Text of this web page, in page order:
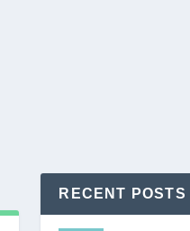
RECENT POSTS